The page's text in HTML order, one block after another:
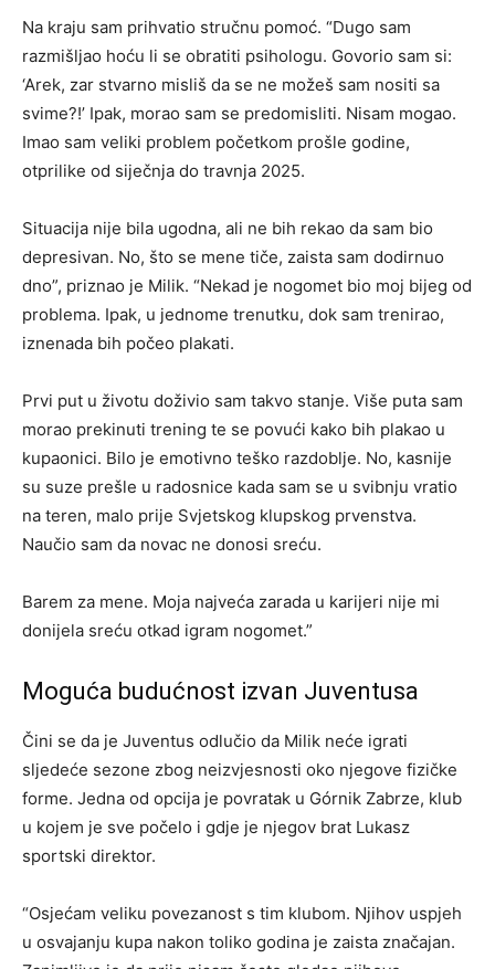
Na kraju sam prihvatio stručnu pomoć. “Dugo sam
razmišljao hoću li se obratiti psihologu. Govorio sam si:
‘Arek, zar stvarno misliš da se ne možeš sam nositi sa
svime?!’ Ipak, morao sam se predomisliti. Nisam mogao.
Imao sam veliki problem početkom prošle godine,
otprilike od siječnja do travnja 2025.
Situacija nije bila ugodna, ali ne bih rekao da sam bio
depresivan. No, što se mene tiče, zaista sam dodirnuo
dno”, priznao je Milik. “Nekad je nogomet bio moj bijeg od
problema. Ipak, u jednome trenutku, dok sam trenirao,
iznenada bih počeo plakati.
Prvi put u životu doživio sam takvo stanje. Više puta sam
morao prekinuti trening te se povući kako bih plakao u
kupaonici. Bilo je emotivno teško razdoblje. No, kasnije
su suze prešle u radosnice kada sam se u svibnju vratio
na teren, malo prije Svjetskog klupskog prvenstva.
Naučio sam da novac ne donosi sreću.
Barem za mene. Moja najveća zarada u karijeri nije mi
donijela sreću otkad igram nogomet.”
Moguća budućnost izvan Juventusa
Čini se da je Juventus odlučio da Milik neće igrati
sljedeće sezone zbog neizvjesnosti oko njegove fizičke
forme. Jedna od opcija je povratak u Górnik Zabrze, klub
u kojem je sve počelo i gdje je njegov brat Lukasz
sportski direktor.
“Osjećam veliku povezanost s tim klubom. Njihov uspjeh
u osvajanju kupa nakon toliko godina je zaista značajan.